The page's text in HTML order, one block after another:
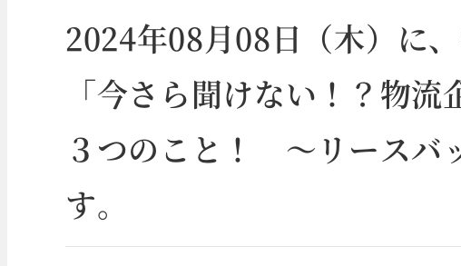
2024年08月08日（木）に
「今さら聞けない！？物
３つのこと！ ～リースバ
す。